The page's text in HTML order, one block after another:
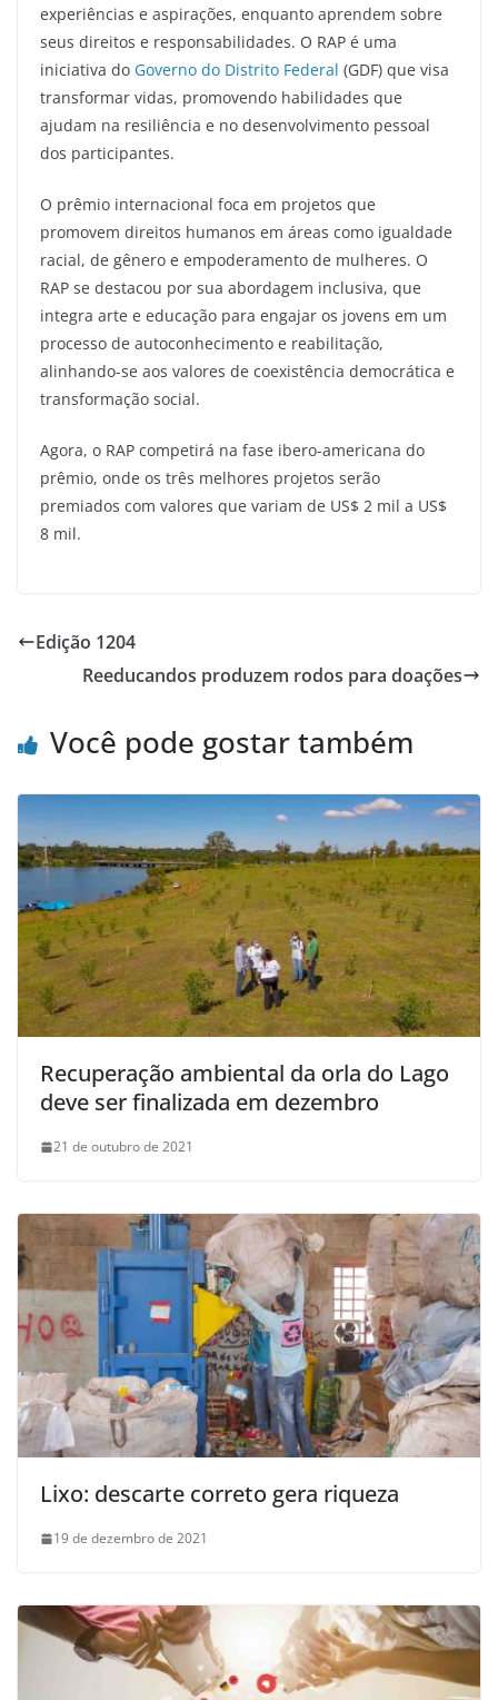
experiências e aspirações, enquanto aprendem sobre
seus direitos e responsabilidades. O RAP é uma
iniciativa do Governo do Distrito Federal (GDF) que visa
transformar vidas, promovendo habilidades que
ajudam na resiliência e no desenvolvimento pessoal
dos participantes.
O prêmio internacional foca em projetos que
promovem direitos humanos em áreas como igualdade
racial, de gênero e empoderamento de mulheres. O
RAP se destacou por sua abordagem inclusiva, que
integra arte e educação para engajar os jovens em um
processo de autoconhecimento e reabilitação,
alinhando-se aos valores de coexistência democrática e
transformação social.
Agora, o RAP competirá na fase ibero-americana do
prêmio, onde os três melhores projetos serão
premiados com valores que variam de US$ 2 mil a US$
8 mil.
Edição 1204
Reeducandos produzem rodos para doações
Você pode gostar também
Recuperação ambiental da orla do Lago
deve ser finalizada em dezembro
21 de outubro de 2021
Lixo: descarte correto gera riqueza
19 de dezembro de 2021